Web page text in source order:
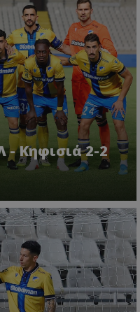
- Κηφισιά 2-2